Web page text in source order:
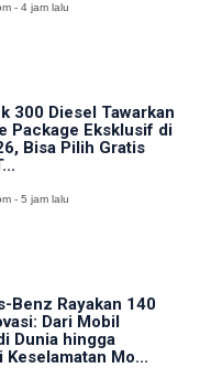
- 4 jam lalu
300 Diesel Tawarkan
Package Eksklusif di
Bisa Pilih Gratis
- 5 jam lalu
Benz Rayakan 140
Dari Mobil
Dunia hingga
Keselamatan Mo...